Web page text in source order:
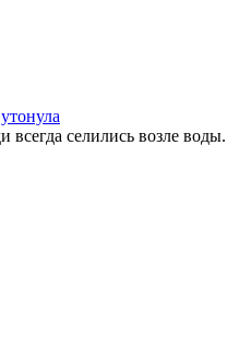
селились возле воды.